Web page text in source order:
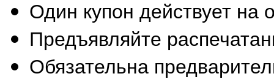
Один купон действует на
Предъявляйте
Обязательна